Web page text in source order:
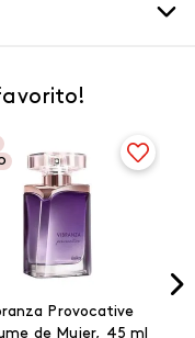
Provocative
de Mujer, 45 ml